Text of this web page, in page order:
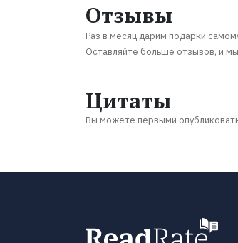
Отзывы
Раз в месяц дарим подарки
Оставляйте больше отзывов, и
Цитаты
Вы можете первыми